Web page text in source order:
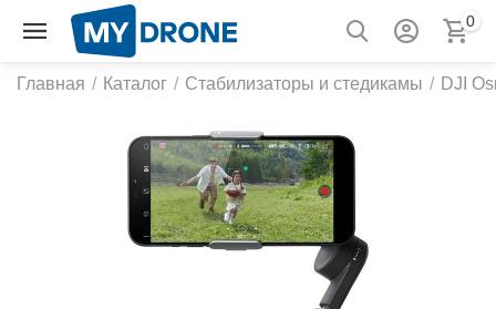
0
Главная / Каталог / Стабилизаторы и стедикамы / DJI